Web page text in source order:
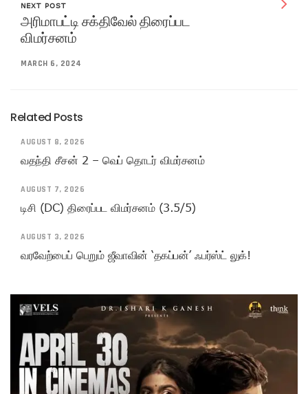
NEXT POST
அரிமாபட்டி சக்திவேல் திரைப்பட
விமர்சனம்
MARCH 6, 2024
Related Posts
AUGUST 8, 2026
வதந்தி சீசன் 2 – வெப் தொடர் விமர்சனம்
AUGUST 7, 2026
டிசி (DC) திரைப்பட விமர்சனம் (3.5/5)
AUGUST 3, 2026
வரவேற்பைப் பெறும் ஜீவாவின் ‘தகப்பன்’ ஃபர்ஸ்ட் லுக்!